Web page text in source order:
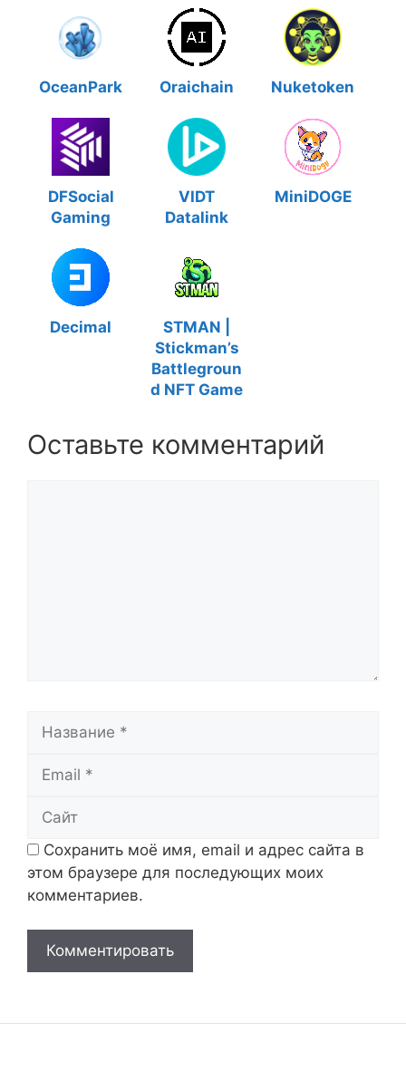
OceanPark Oraichain Nuketoken
DFSocial
Gaming
VIDT
Datalink
MiniDOGE
Decimal
STMAN |
Stickman’s
Battlegroun
d NFT Game
Оставьте комментарий
Сохранить моё имя, email и адрес сайта в
этом браузере для последующих моих
комментариев.